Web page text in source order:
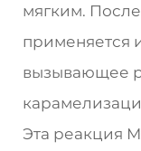
мягким.
применяется
вызывающее
Эта реакция